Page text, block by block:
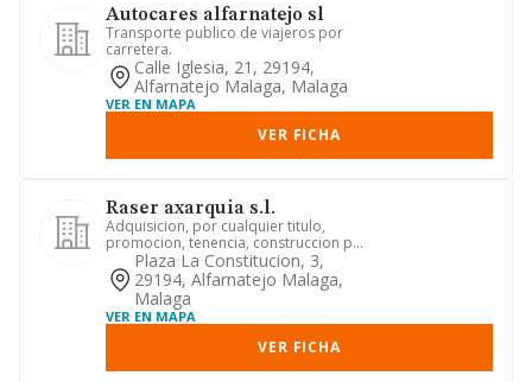
Autocares alfarnatejo sl
Transporte publico de viajeros por
carretera.
Calle Iglesia, 21, 29194,
Alfarnatejo Malaga, Malaga
VER EN MAPA
VER FICHA
Raser axarquia s.l.
Adquisicion, por cualquier titulo,
promocion, tenencia, construccion por
cuenta propia o ajena, la ...
Plaza La Constitucion, 3,
29194, Alfarnatejo Malaga,
Malaga
VER EN MAPA
VER FICHA